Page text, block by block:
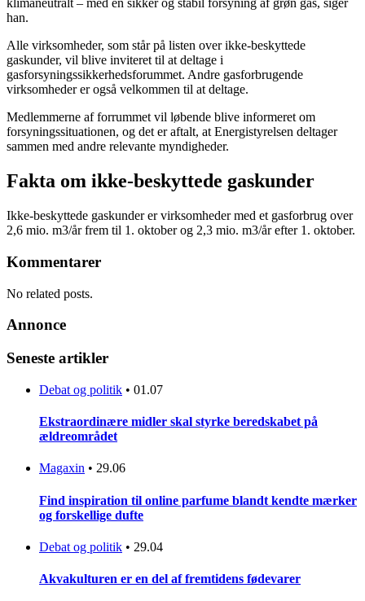
klimaneutralt – med en sikker og stabil forsyning af grøn gas, siger
han.
Alle virksomheder, som står på listen over ikke-beskyttede
gaskunder, vil blive inviteret til at deltage i
gasforsyningssikkerhedsforummet. Andre gasforbrugende
virksomheder er også velkommen til at deltage.
Medlemmerne af forrummet vil løbende blive informeret om
forsyningssituationen, og det er aftalt, at Energistyrelsen deltager
sammen med andre relevante myndigheder.
Fakta om ikke-beskyttede gaskunder
Ikke-beskyttede gaskunder er virksomheder med et gasforbrug over
2,6 mio. m3/år frem til 1. oktober og 2,3 mio. m3/år efter 1. oktober.
Kommentarer
No related posts.
Annonce
Seneste artikler
Debat og politik • 01.07
Ekstraordinære midler skal styrke beredskabet på
ældreområdet
Magaxin • 29.06
Find inspiration til online parfume blandt kendte mærker
og forskellige dufte
Debat og politik • 29.04
Akvakulturen er en del af fremtidens fødevarer